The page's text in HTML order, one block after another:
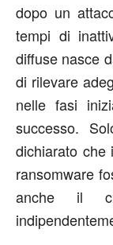
dopo un
tempi di
diffuse nasce
di rilevare
nelle fasi
successo.
dichiarato che
ransomware
anche il